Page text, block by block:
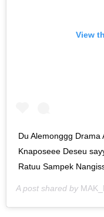
View
Du Alemonggg
Knaposeee Deseu
Ratuu Sampek Nangiss
A post shared by